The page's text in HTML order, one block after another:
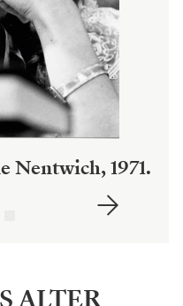
Nentwich, 1971.